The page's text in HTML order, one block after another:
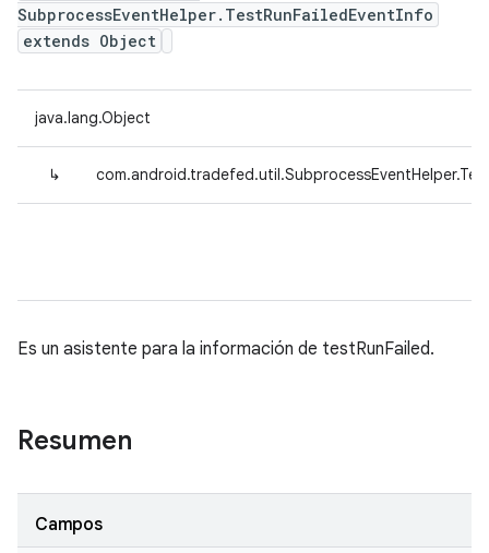
SubprocessEventHelper.TestRunFailedEventInfo
extends Object
java.lang.Object
↳
Es un asistente para la información de testRunFailed.
Resumen
Campos